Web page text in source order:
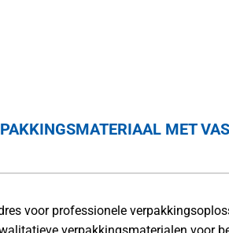
MET
voor professionele